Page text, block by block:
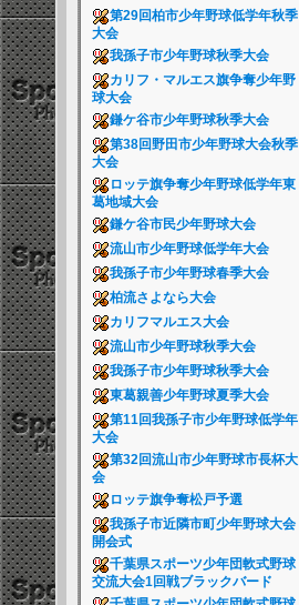
第29回柏市少年野球低学年秋季
大会
我孫子市少年野球秋季大会
カリフ・マルエス旗争奪少年野
球大会
鎌ケ谷市少年野球秋季大会
第38回野田市少年野球大会秋季
大会
ロッテ旗争奪少年野球低学年東
葛地域大会
鎌ケ谷市民少年野球大会
流山市少年野球低学年大会
我孫子市少年野球春季大会
柏流さよなら大会
カリフマルエス大会
流山市少年野球秋季大会
我孫子市少年野球秋季大会
東葛親善少年野球夏季大会
第11回我孫子市少年野球低学年
大会
第32回流山市少年野球市長杯大
会
ロッテ旗争奪松戸予選
我孫子市近隣市町少年野球大会
開会式
千葉県スポーツ少年団軟式野球
交流大会1回戦ブラックバード